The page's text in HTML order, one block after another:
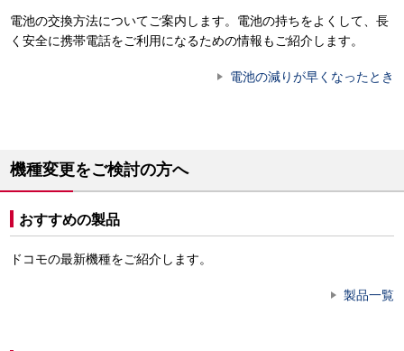
電池の交換方法についてご案内します。電池の持ちをよくして、長
く安全に携帯電話をご利用になるための情報もご紹介します。
電池の減りが早くなったとき
機種変更をご検討の方へ
おすすめの製品
ドコモの最新機種をご紹介します。
製品一覧